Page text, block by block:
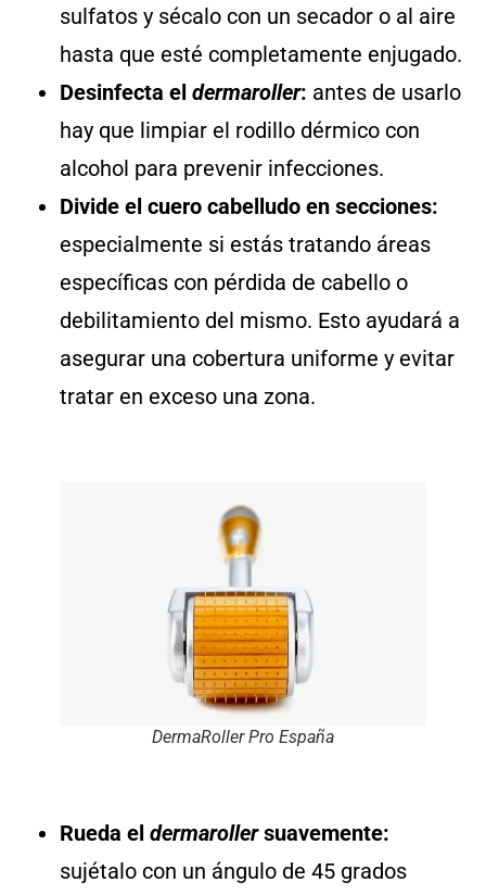
sulfatos y sécalo con un secador o al aire
hasta que esté completamente enjugado.
Desinfecta el dermaroller: antes de usarlo
hay que limpiar el rodillo dérmico con
alcohol para prevenir infecciones.
Divide el cuero cabelludo en secciones:
especialmente si estás tratando áreas
específicas con pérdida de cabello o
debilitamiento del mismo. Esto ayudará a
asegurar una cobertura uniforme y evitar
tratar en exceso una zona.
DermaRoller Pro España
Rueda el dermarollersuavemente:
sujétalo con un ángulo de 45 grados